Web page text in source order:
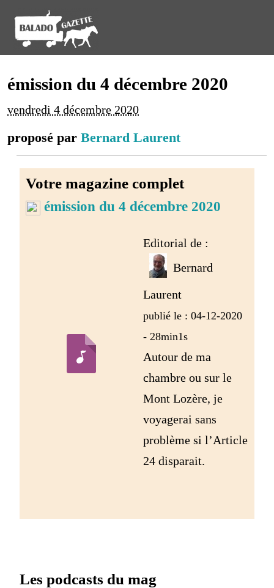
émission du 4 décembre 2020
vendredi 4 décembre 2020
proposé par Bernard Laurent
Votre magazine complet
émission du 4 décembre 2020
Editorial de :
Bernard
Laurent
publié le : 04-12-2020
- 28min1s
Autour de ma
chambre ou sur le
Mont Lozère, je
voyagerai sans
problème si l’Article
24 disparait.
Les podcasts du mag